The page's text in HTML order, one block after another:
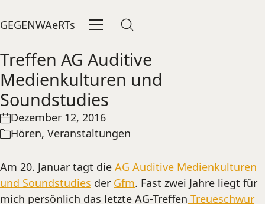
GEGENWAeRTs
Treffen AG Auditive
Medienkulturen und
Soundstudies
Dezember 12, 2016
Hören, Veranstaltungen
Am 20. Januar tagt die AG Auditive Medienkulturen
und Soundstudies der Gfm. Fast zwei Jahre liegt für
mich persönlich das letzte AG-Treffen Treueschwur